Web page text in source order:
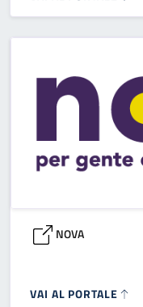
NOVA
VAI AL PORTALE